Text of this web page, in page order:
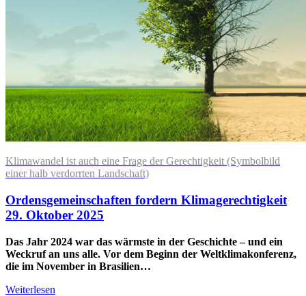
Klimawandel ist auch eine Frage der Gerechtigkeit (Symbolbild
einer halb verdorrten Landschaft)
Ordensgemeinschaften fordern Klimagerechtigkeit
29. Oktober 2025
Das Jahr 2024 war das wärmste in der Geschichte – und ein
Weckruf an uns alle. Vor dem Beginn der Weltklimakonferenz,
die im November in Brasilien…
Weiterlesen